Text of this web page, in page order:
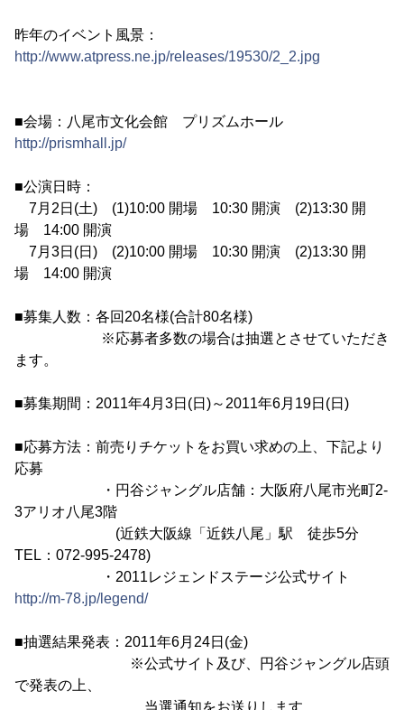
昨年のイベント風景：
http://www.atpress.ne.jp/releases/19530/2_2.jpg
■会場：八尾市文化会館 プリズムホール
http://prismhall.jp/
■公演日時：
7月2日(土) (1)10:00 開場 10:30 開演 (2)13:30 開
場 14:00 開演
7月3日(日) (2)10:00 開場 10:30 開演 (2)13:30 開
場 14:00 開演
■募集人数：各回20名様(合計80名様)
※応募者多数の場合は抽選とさせていただき
ます。
■募集期間：2011年4月3日(日)～2011年6月19日(日)
■応募方法：前売りチケットをお買い求めの上、下記より
応募
・円谷ジャングル店舗：大阪府八尾市光町2-
3アリオ八尾3階
(近鉄大阪線「近鉄八尾」駅 徒歩5分
TEL：072-995-2478)
・2011レジェンドステージ公式サイト
http://m-78.jp/legend/
■抽選結果発表：2011年6月24日(金)
※公式サイト及び、円谷ジャングル店頭
で発表の上、
当選通知をお送りします。